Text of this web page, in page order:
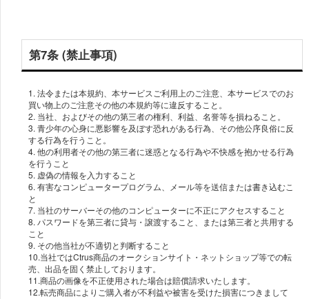
第7条 (禁止事項)
1. 法令または本規約、本サービスご利用上のご注意、本サービスでのお
買い物上のご注意その他の本規約等に違反すること。
2. 当社、およびその他の第三者の権利、利益、名誉等を損ねること。
3. 青少年の心身に悪影響を及ぼす恐れがある行為、その他公序良俗に反
する行為を行うこと。
4. 他の利用者その他の第三者に迷惑となる行為や不快感を抱かせる行為
を行うこと
5. 虚偽の情報を入力すること
6. 有害なコンピュータープログラム、メール等を送信または書き込むこ
と
7. 当社のサーバーその他のコンピューターに不正にアクセスすること
8. パスワードを第三者に貸与・譲渡すること、または第三者と共用する
こと
9. その他当社が不適切と判断すること
10.当社ではCtrus商品のオークションサイト・ネットショップ等での転
売、出品を固く禁止しております。
11.商品の画像を不正使用された場合は賠償請求いたします。
12.転売商品によりご購入者が不利益や被害を受けた損害につきまして